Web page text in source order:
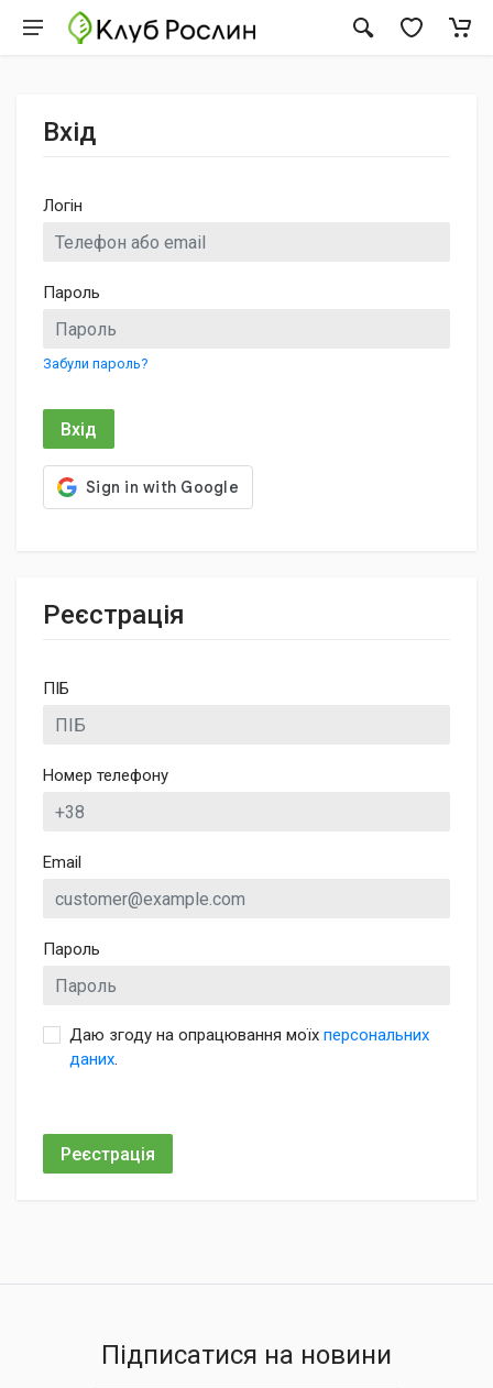
Вхід
Логін
Пароль
Забули пароль?
Вхід
Реєстрація
ПІБ
Номер телефону
Email
Пароль
Даю згоду на опрацювання моїх персональних
даних.
Реєстрація
Підписатися на новини